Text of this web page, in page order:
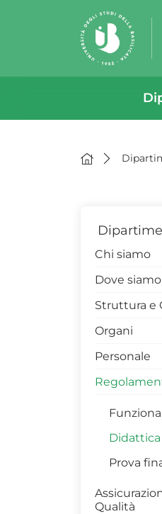
Chi siamo
Dove siamo
PIANTE
PIANTE
PIANTE
Struttura e
UFFICIO
UFFICIO
UFFICIO
Organi
Direttore
Consigli
Personale
Docente
Tecnico-
Didattica
Prova
Qualità